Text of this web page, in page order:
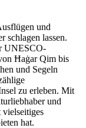
und
schlagen lassen.
UNESCO-
Ħaġar Qim bis
und Segeln
zu erleben. Mit
und
vielseitiges
hat.